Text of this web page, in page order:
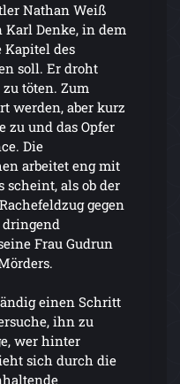
Nathan Weiß
Denke, in dem
Kapitel des
soll. Er droht
töten. Zum
werden, aber kurz
zu und das Opfer
Die
arbeitet eng mit
scheint, als ob der
gegen
dringend
Frau Gudrun
einen Schritt
ihn zu
wer hinter
sich durch die